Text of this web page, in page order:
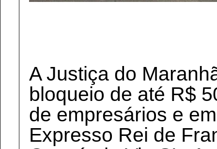
A Justiça do
bloqueio de até R$
de empresários e
Expresso Rei de